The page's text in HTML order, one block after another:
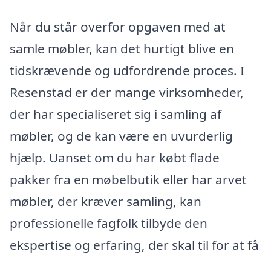
Når du står overfor opgaven med at
samle møbler, kan det hurtigt blive en
tidskrævende og udfordrende proces. I
Resenstad er der mange virksomheder,
der har specialiseret sig i samling af
møbler, og de kan være en uvurderlig
hjælp. Uanset om du har købt flade
pakker fra en møbelbutik eller har arvet
møbler, der kræver samling, kan
professionelle fagfolk tilbyde den
ekspertise og erfaring, der skal til for at få